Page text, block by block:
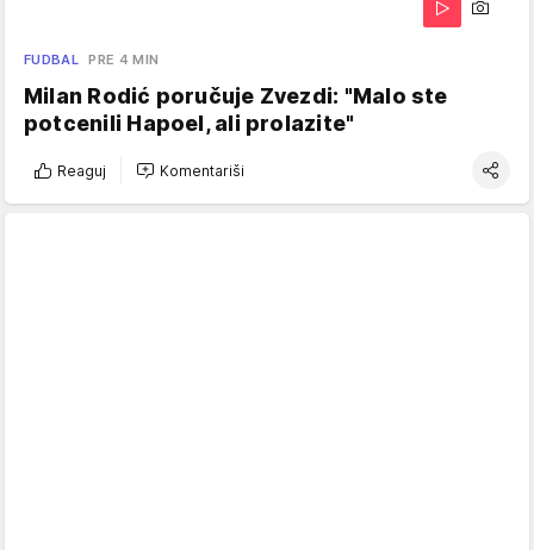
FUDBAL PRE 4 MIN
Milan Rodić poručuje Zvezdi: "Malo ste
potcenili Hapoel, ali prolazite"
Reaguj Komentariši